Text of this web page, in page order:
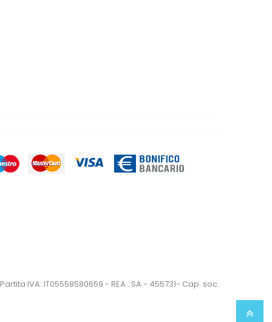
IVA: IT05558580659 - REA : SA - 455731- Cap. soc.